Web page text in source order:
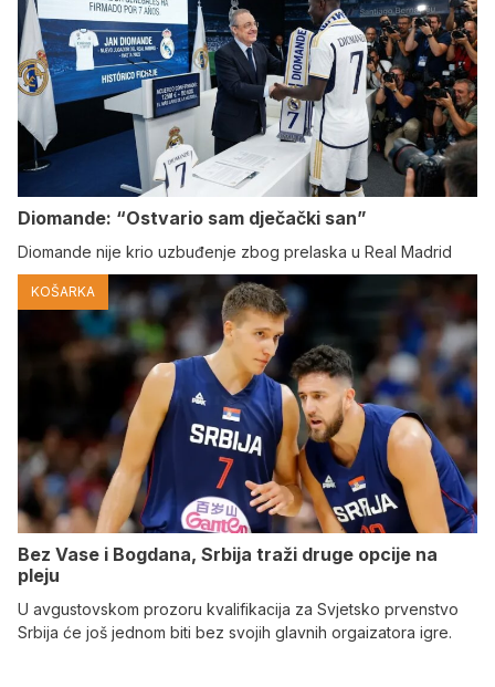
Diomande: “Ostvario sam dječački san”
Diomande nije krio uzbuđenje zbog prelaska u Real Madrid
KOŠARKA
Bez Vase i Bogdana, Srbija traži druge opcije na
pleju
U avgustovskom prozoru kvalifikacija za Svjetsko prvenstvo
Srbija će još jednom biti bez svojih glavnih orgaizatora igre.